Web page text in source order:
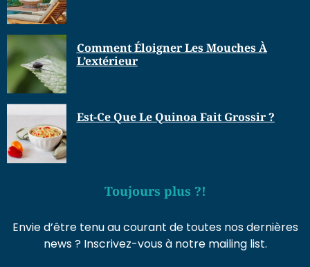
Comment Éloigner Les Mouches À
L’extérieur
Est-Ce Que Le Quinoa Fait Grossir ?
Toujours plus ?!
Envie d’être tenu au courant de toutes nos dernières
news ? Inscrivez-vous à notre mailing list.